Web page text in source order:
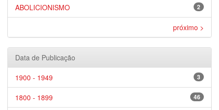
2
ABOLICIONISMO
próximo >
Data de Publicação
3
1900 - 1949
46
1800 - 1899